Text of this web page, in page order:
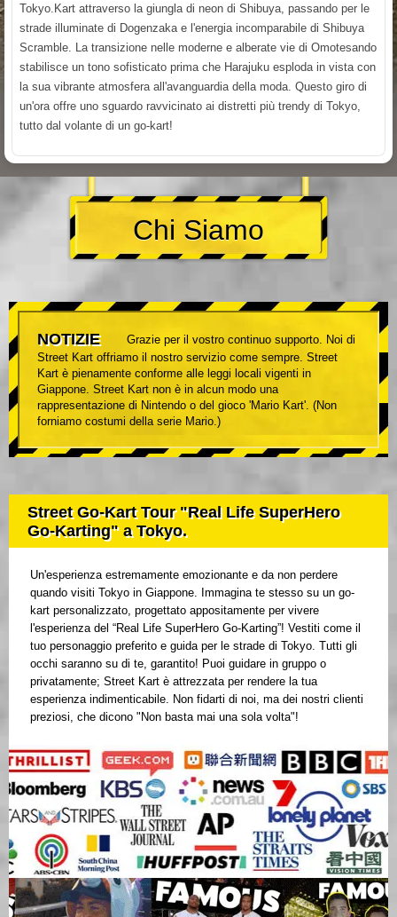
Tokyo.Kart attraverso la giungla di neon di Shibuya, passando per le
strade illuminate di Dogenzaka e l'energia incomparabile di Shibuya
Scramble. La transizione nelle moderne e alberate vie di Omotesando
stabilisce un tono sofisticato prima che Harajuku esploda in vista con
la sua vibrante atmosfera all'avanguardia della moda. Questo giro di
un'ora offre uno sguardo ravvicinato ai distretti più trendy di Tokyo,
tutto dal volante di un go-kart!
Chi Siamo
NOTIZIE
Grazie per il vostro continuo supporto. Noi di
Street Kart offriamo il nostro servizio come sempre. Street
Kart è pienamente conforme alle leggi locali vigenti in
Giappone. Street Kart non è in alcun modo una
rappresentazione di Nintendo o del gioco 'Mario Kart'. (Non
forniamo costumi della serie Mario.)
Street Go-Kart Tour "Real Life SuperHero
Go-Karting" a Tokyo.
Un'esperienza estremamente emozionante e da non perdere
quando visiti Tokyo in Giappone. Immagina te stesso su un go-
kart personalizzato, progettato appositamente per vivere
l'esperienza del “Real Life SuperHero Go-Karting”! Vestiti come il
tuo personaggio preferito e guida per le strade di Tokyo. Tutti gli
occhi saranno su di te, garantito! Puoi guidare in gruppo o
privatamente; Street Kart è attrezzata per rendere la tua
esperienza indimenticabile. Non fidarti di noi, ma dei nostri clienti
preziosi, che dicono "Non basta mai una sola volta"!